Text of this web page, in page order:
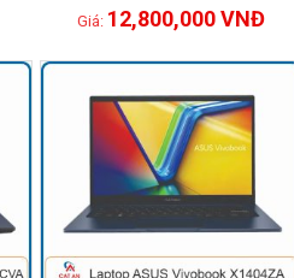
12,800,000VNĐ
GIẢM GIÁ!